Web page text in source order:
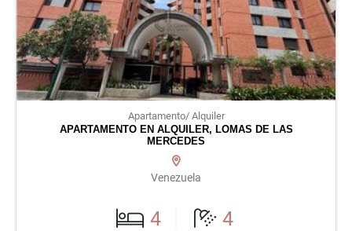
Apartamento/ Alquiler
APARTAMENTO EN ALQUILER, LOMAS DE LAS
MERCEDES
Venezuela
4 4